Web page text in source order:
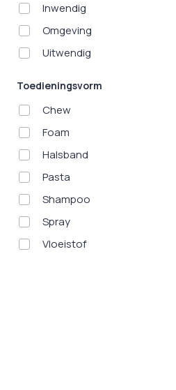
Inwendig
Omgeving
Uitwendig
Toedieningsvorm
Chew
Foam
Halsband
Pasta
Shampoo
Spray
Vloeistof